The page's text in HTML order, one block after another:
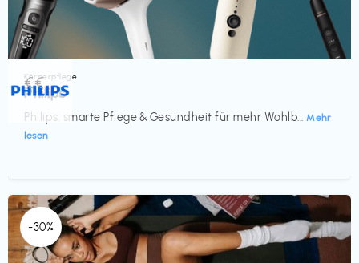
Körperpflege
Philips
Philips: smarte Pflege & Gesundheit für mehr Wohlb... Mehr
lesen
€€‎
-30%